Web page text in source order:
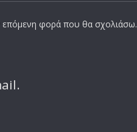
επόμενη φορά που θα σχολιάσω.